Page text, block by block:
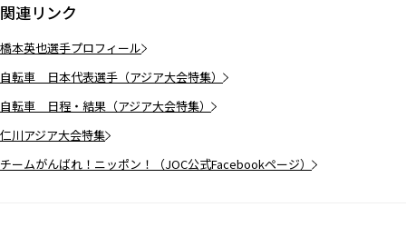
関連リンク
橋本英也選手プロフィール
自転車 日本代表選手（アジア大会特集）
自転車 日程・結果（アジア大会特集）
仁川アジア大会特集
チームがんばれ！ニッポン！（JOC公式Facebookページ）